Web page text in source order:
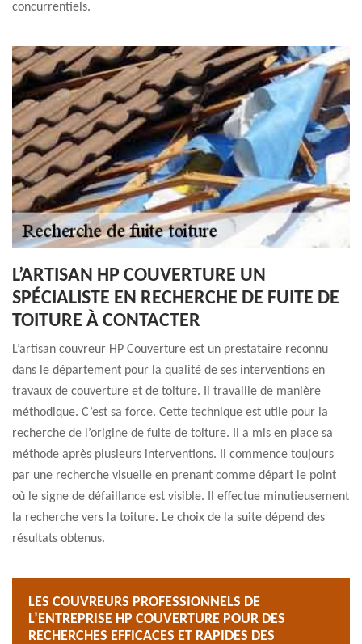
concurrentiels.
L’ARTISAN HP COUVERTURE UN
SPÉCIALISTE EN RECHERCHE DE FUITE DE
TOITURE À CONTACTER
L’artisan couvreur HP Couverture est un prestataire reconnu
dans le département pour la qualité de ses interventions en
travaux de couverture et de toiture. Il travaille de manière
méthodique. C’est sa force. Cette technique est utile pour la
recherche de l’origine de fuite de toiture. Il a mis en place sa
méthode après plusieurs interventions. Il commence toujours
par une recherche visuelle en prenant comme départ le point
où le signe de défaillance est visible. Il effectue minutieusement
la recherche vers la toiture. Le choix de la suite dépend des
résultats obtenus.
LES COUVREURS PROFESSIONNELS DE
L’ENTREPRISE HP COUVERTURE POUR DES
RECHERCHES EFFICACES ET RAPIDES DES